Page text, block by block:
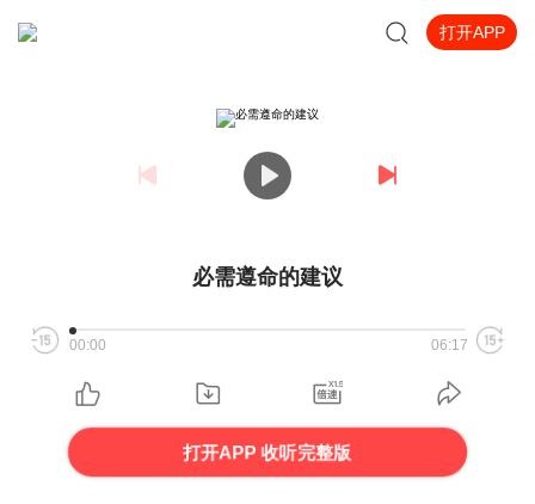
打开APP
必需遵命的建议
00:00 06:17
打开APP 收听完整版